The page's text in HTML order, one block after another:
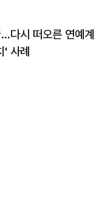
다시 떠오른 연예계
' 사례